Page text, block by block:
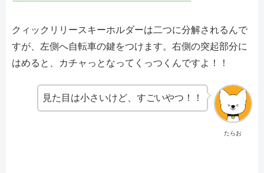
クィックリリースキーホルダーは二つに分解されるんで
すが、左側へ自転車の鍵をつけます。右側の突起部分に
はめると、カチャっとなってくっつくんですよ！！
たらお
見た目は小さいけど、すごいやつ！！